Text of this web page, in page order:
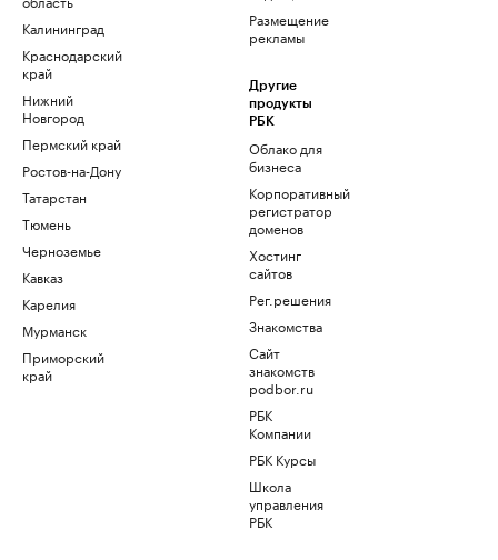
Калининград
Краснодарский
край
Нижний
Новгород
Пермский край
Ростов-на-Дону
Татарстан
Тюмень
Черноземье
Кавказ
Карелия
Мурманск
Приморский
край
Размещение
рекламы
Другие
продукты
РБК
Облако для
бизнеса
Корпоративный
регистратор
доменов
Хостинг
сайтов
Рег.решения
Знакомства
Сайт
знакомств
podbor.ru
РБК
Компании
РБК Курсы
Школа
управления
РБК